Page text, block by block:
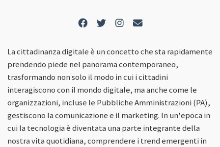
La cittadinanza digitale è un concetto che sta rapidamente
prendendo piede nel panorama contemporaneo,
trasformando non solo il modo in cui i cittadini
interagiscono con il mondo digitale, ma anche come le
organizzazioni, incluse le Pubbliche Amministrazioni (PA),
gestiscono la comunicazione e il marketing. In un'epoca in
cui la tecnologia è diventata una parte integrante della
nostra vita quotidiana, comprendere i trend emergenti in